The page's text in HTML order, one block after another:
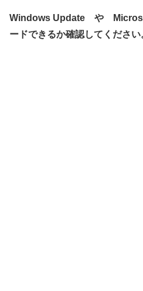
Windows Update や
ードできるか確認してください